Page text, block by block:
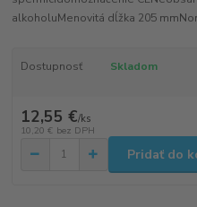
alkoholuMenovitá dĺžka 205
Dostupnosť Skladom
12,55 €/ks
10,20 € bez DPH
Pridať do